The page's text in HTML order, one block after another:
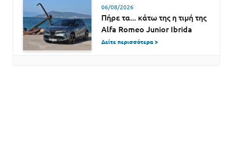
06/08/2026
Πήρε τα... κάτω της η τιμή της
Alfa Romeo Junior Ibrida
Δείτε περισσότερα >